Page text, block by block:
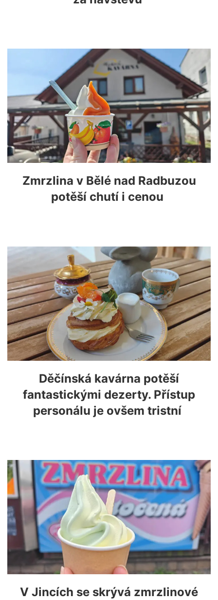
Zmrzlina v Bělé nad Radbuzou
potěší chutí i cenou
Děčínská kavárna potěší
fantastickými dezerty. Přístup
personálu je ovšem tristní
V Jincích se skrývá zmrzlinové